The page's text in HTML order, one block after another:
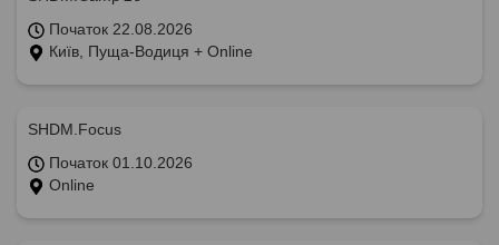
Початок 22.08.2026
Київ, Пуща-Водиця + Online
SHDM.Focus
Початок 01.10.2026
Online